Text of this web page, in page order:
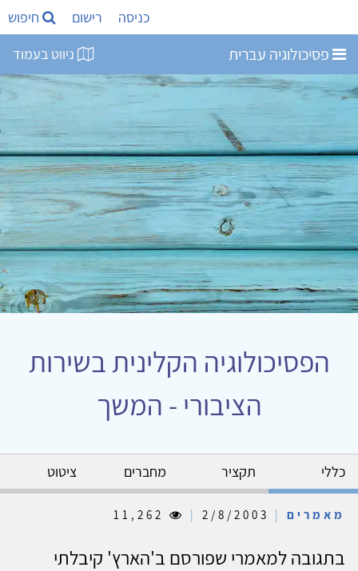
כניסה רישום חיפוש
פסיכולוגיה עברית ניווט בעמוד
הפסיכולוגיה הקלינית בשירות
הציבורי - המשך
כללי תקציר מחברים ציטוט
מאמרים |
|
בתגובה למאמרי שפורסם ב'הארץ' קיבלתי